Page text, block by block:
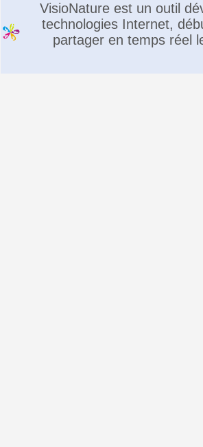
VisioNature est un outil
technologies Internet,
partager en temps réel